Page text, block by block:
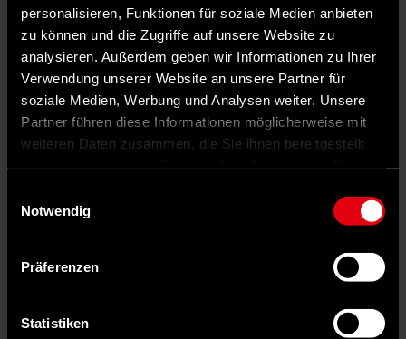
personalisieren, Funktionen für soziale Medien anbieten
zu können und die Zugriffe auf unsere Website zu
analysieren. Außerdem geben wir Informationen zu Ihrer
Verwendung unserer Website an unsere Partner für
soziale Medien, Werbung und Analysen weiter. Unsere
Partner führen diese Informationen möglicherweise mit
weiteren Daten zusammen, die Sie ihnen bereitgestellt
Notwendig
Präferenzen
Statistiken